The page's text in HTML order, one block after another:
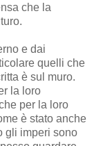
che la
e dai
quelli che
è sul muro.
la loro
per la loro
è stato anche
gli imperi sono